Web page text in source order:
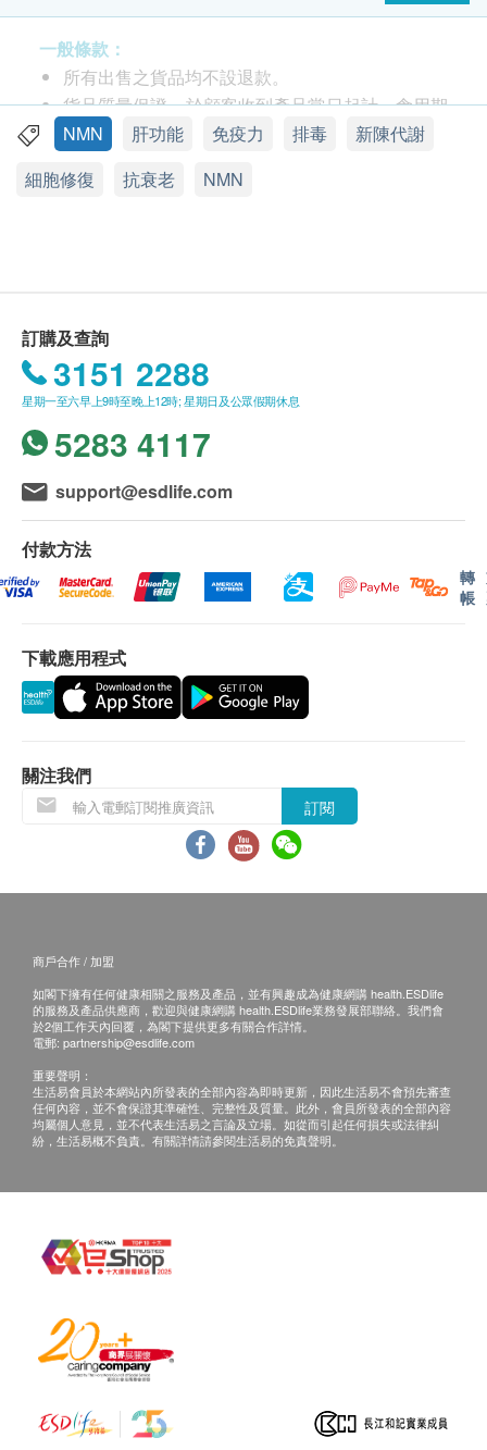
防止不需要的細胞生長
抗氧化劑抗衰老
促進新陳代謝
提高免疫力
疲勞恢復
服用方法
成份
豬肝酵素，結晶纖維素，薑黃，鋅，麥芽糖醇，甘氨
酸，硬脂酸鈣，二氧化矽，β-煙醯胺單核苷酸
甘氨酸可維持肌肉和骨骼的強度和支持，保持新陳代
謝正常運作，支持健康的大腦，並有助於提高睡眠質
量。
功能，並促進體內乙醛的代謝，所以它被用於以緩解
宿醉為目的的非處方藥和補充劑中。出於醫學目的，
肝臟提取物和肝臟本身長期以來一直用於慢性肝病患
炎、肝硬化、膽管炎、膽管炎、中毒性肝病、過敏性
肝病等有效。
薑黃是一種植物，最初在印度被稱為生薑，主要用於
NMN
組織的衰老，促進DNA細胞修復，增強免疫系統，對
新陳代謝和美膚效果有效。
一般條款：
所有出售之貨品均不設退款。
貨品質量保證，於顧客收到產品當日起計，食用期
應最少有12個月或以上。
供。
送貨條款：
購買產品總額滿HK$300，即可享本地免費送貨服
務。賬單總額未滿HK$300需附加HK$50運費。
我們將於確定訂單後1-3個工作天內安排發貨。
不排除運送時間會因節日而有所影響。當八號烈風
會延遲。
所有訂單須視乎相關貨品的供應情況再作最後確
認。倘若健康網購health.ESDlife未能提供任何訂
單上的貨品，健康網購health.ESDlife有權拒絕接
退換條款：
當顧客收取已訂購之貨品時，有責任檢查貨品是否
退換產品必須包裝完整，如退換之產品有任何殘缺
或過期退回，供應商有權不受理。
如有其他損壞或遺漏查詢，顧客必須保留有效收據
正本，並於送貨後3個工作天內按下列方式聯絡
AS Healthway International Limited 客戶服務部跟
電郵: info@ashealthway.com
NMN 肝功能 免疫力 排毒
新陳代謝
細胞修復
抗衰老 NMN
訂購及查詢
3151 2288
星期一至六早上9時至晚上12時; 星期日及公眾假期休息
5283 4117
support@esdlife.com
付款方法
轉
帳
下載應用程式
關注我們
訂閱
商戶合作 / 加盟
如閣下擁有任何健康相關之服務及產品，並有興趣成為健康網購 health.ESDlife
的服務及產品供應商，歡迎與健康網購 health.ESDlife業務發展部聯絡。我們會
於2個工作天內回覆，為閣下提供更多有關合作詳情。
電郵: partnership@esdlife.com
重要聲明：
生活易會員於本網站內所發表的全部內容為即時更新，因此生活易不會預先審查
任何內容，並不會保證其準確性、完整性及質量。此外，會員所發表的全部內容
均屬個人意見，並不代表生活易之言論及立場。如從而引起任何損失或法律糾
紛，生活易概不負責。有關詳情請參閱生活易的免責聲明。